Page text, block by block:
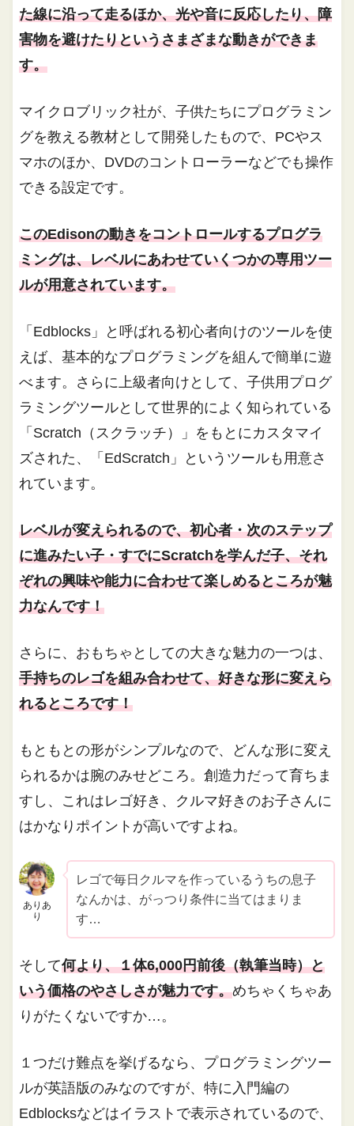
た線に沿って走るほか、光や音に反応したり、障
害物を避けたりというさまざまな動きができま
す。
マイクロブリック社が、子供たちにプログラミン
グを教える教材として開発したもので、PCやス
マホのほか、DVDのコントローラーなどでも操作
できる設定です。
このEdisonの動きをコントロールするプログラ
ミングは、レベルにあわせていくつかの専用ツー
ルが用意されています。
「Edblocks」と呼ばれる初心者向けのツールを使
えば、基本的なプログラミングを組んで簡単に遊
べます。さらに上級者向けとして、子供用プログ
ラミングツールとして世界的によく知られている
「Scratch（スクラッチ）」をもとにカスタマイ
ズされた、「EdScratch」というツールも用意さ
れています。
レベルが変えられるので、初心者・次のステップ
に進みたい子・すでにScratchを学んだ子、それ
ぞれの興味や能力に合わせて楽しめるところが魅
力なんです！
さらに、おもちゃとしての大きな魅力の一つは、
手持ちのレゴを組み合わせて、好きな形に変えら
れるところです！
もともとの形がシンプルなので、どんな形に変え
られるかは腕のみせどころ。創造力だって育ちま
すし、これはレゴ好き、クルマ好きのお子さんに
はかなりポイントが高いですよね。
ありあ
り
レゴで毎日クルマを作っているうちの息子
なんかは、がっつり条件に当てはまりま
す…
そして何より、１体6,000円前後（執筆当時）と
いう価格のやさしさが魅力です。めちゃくちゃあ
りがたくないですか…。
１つだけ難点を挙げるなら、プログラミングツー
ルが英語版のみなのですが、特に入門編の
Edblocksなどはイラストで表示されているので、